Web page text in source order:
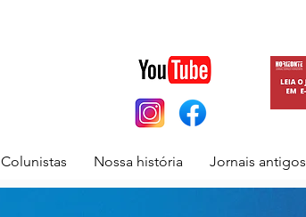
Colunistas Nossa história Jornais antigos